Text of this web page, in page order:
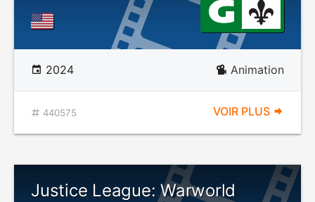
2024 Animation
440575 VOIR PLUS
Justice League: Warworld